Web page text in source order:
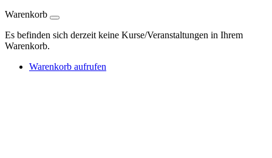
Warenkorb
Es befinden sich derzeit keine Kurse/Veranstaltungen in Ihrem
Warenkorb.
Warenkorb aufrufen